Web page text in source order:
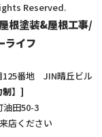
Reserved.
根塗装&屋根工事/
ライフ
125番地 JIN晴丘ビル
制】]
田50-3
店ください